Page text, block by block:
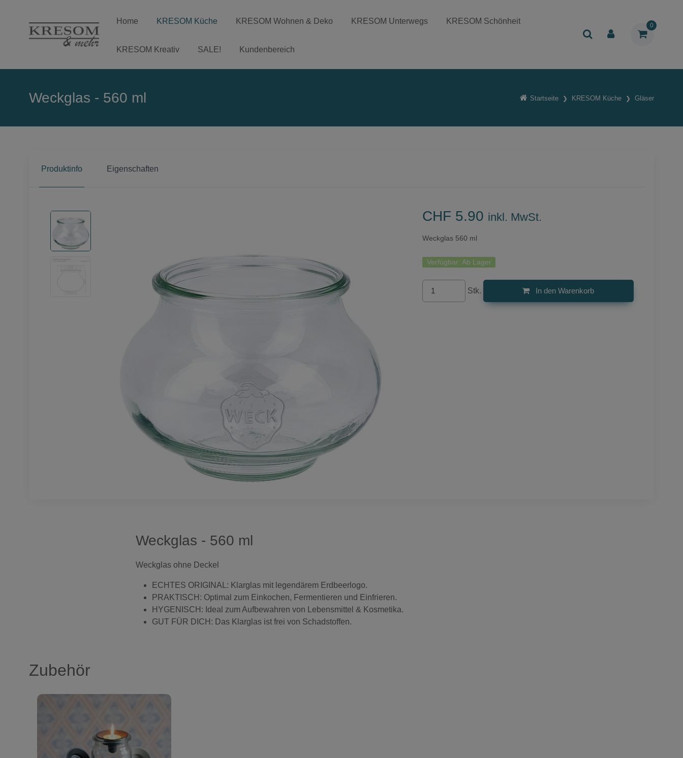
0
Home KRESOM Küche KRESOM Wohnen & Deko KRESOM Unterwegs KRESOM Schönheit
KRESOM Kreativ SALE! Kundenbereich
Startseite KRESOM Küche Gläser
Weckglas - 560 ml
Produktinfo Eigenschaften
CHF 5.90 inkl. MwSt.
Weckglas 560 ml
Verfügbar: Ab Lager
Stk. In den Warenkorb
Weckglas - 560 ml
Weckglas ohne Deckel
ECHTES ORIGINAL: Klarglas mit legendärem Erdbeerlogo.
PRAKTISCH: Optimal zum Einkochen, Fermentieren und Einfrieren.
HYGENISCH: Ideal zum Aufbewahren von Lebensmittel & Kosmetika.
GUT FÜR DICH: Das Klarglas ist frei von Schadstoffen.
Zubehör